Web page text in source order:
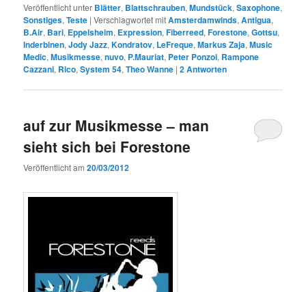
Veröffentlicht unter Blätter, Blattschrauben,Mundstück,Saxophone,
Sonstiges,Teste |Verschlagwortet mitAmsterdamwinds,Antigua,
B.Air, Bari, Eppelsheim, Expression,Fiberreed,Forestone,Gottsu,
Inderbinen,Jody Jazz,Kondratov, LeFreque,Markus Zaja,Music
Medic,Musikmesse,nuvo, P.Mauriat, Peter Ponzol, Rampone
Cazzani, Rico,System 54,Theo Wanne |2Antworten
auf zur Musikmesse – man
sieht sich bei Forestone
Veröffentlicht am20/03/2012